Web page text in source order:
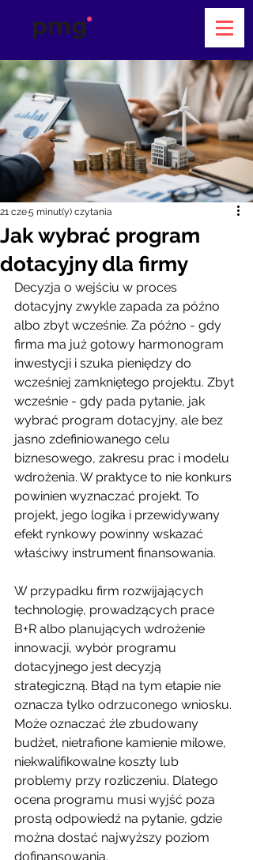
Jak wybrać program
dotacyjny dla firmy
21 cze5 minut(y) czytania
Decyzja o wejściu w proces
dotacyjny zwykle zapada za późno
albo zbyt wcześnie. Za późno - gdy
firma ma już gotowy harmonogram
inwestycji i szuka pieniędzy do
wcześniej zamkniętego projektu. Zbyt
wcześnie - gdy pada pytanie, jak
wybrać program dotacyjny, ale bez
jasno zdefiniowanego celu
biznesowego, zakresu prac i modelu
wdrożenia. W praktyce to nie konkurs
powinien wyznaczać projekt. To
projekt, jego logika i przewidywany
efekt rynkowy powinny wskazać
właściwy instrument finansowania.
W przypadku firm rozwijających
technologię, prowadzących prace
B+R albo planujących wdrożenie
innowacji, wybór programu
dotacyjnego jest decyzją
strategiczną. Błąd na tym etapie nie
oznacza tylko odrzuconego wniosku.
Może oznaczać źle zbudowany
budżet, nietrafione kamienie milowe,
niekwalifikowalne koszty lub
problemy przy rozliczeniu. Dlatego
ocena programu musi wyjść poza
prostą odpowiedź na pytanie, gdzie
można dostać najwyższy poziom
dofinansowania.